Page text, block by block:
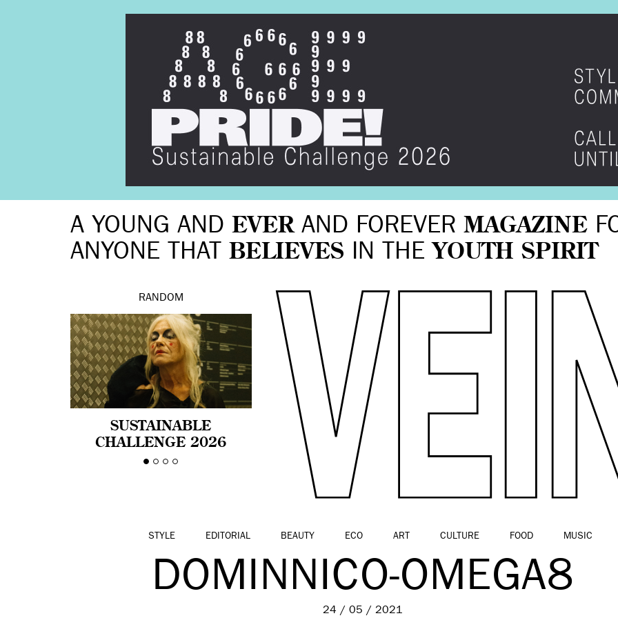
A YOUNG AND EVERAND FOREVER MAGAZINE
ANYONE THAT BELIEVES IN THE YOUTH SPIRIT
RANDOM
SUSTAINABLE
CHALLENGE 2026
CELEBRA LA
STYLE EDITORIAL BEAUTY ECO ART CULTURE FOOD MUSIC
DOMINNICO-OMEGA8
24 / 05 / 2021